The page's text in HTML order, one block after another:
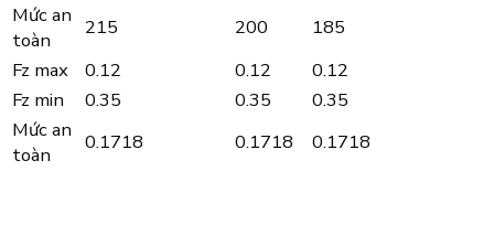
Mức an
toàn
215 200
185
Fz max
0.12 0.12
0.12
Fz min
0.35 0.35
0.35
Mức an
toàn
0.1718 0.1718 0.1718